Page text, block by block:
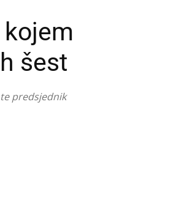
šest
predsjednik